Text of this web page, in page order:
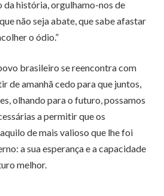
da história, orgulhamo-nos de
não seja abate, que sabe afastar
o ódio.”
brasileiro se reencontra com
de amanhã cedo para que juntos,
olhando para o futuro, possamos
a permitir que os
de mais valioso que lhe foi
a sua esperança e a capacidade
melhor.